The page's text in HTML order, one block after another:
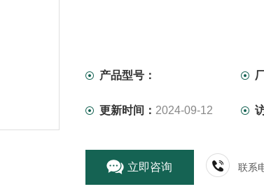
产品型号：
更新时间： 2024-09-12
立即咨询 联系